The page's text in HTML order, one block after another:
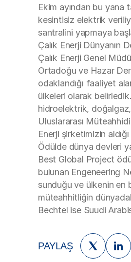
Ekim ayından bu
kesintisiz elektrik
santralini yapmaya
Çalık Enerji Dünyanın
Çalık Enerji Genel
Ortadoğu ve Hazar
odaklandığı faaliyet
ülkeleri olarak
hidroelektrik, doğalgaz,
Uluslararası
Enerji şirketimizin
Ödülde dünya devleri
Best Global Project
bulunan Engeneering
sunduğu ve ülkenin en
müteahhitliğin
Bechtel ise Suudi
PAYLAŞ